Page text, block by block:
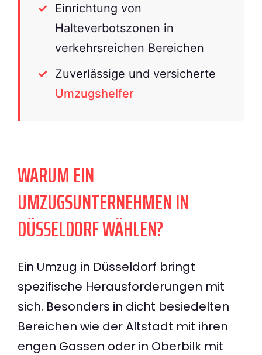
Einrichtung von
Halteverbotszonen in
verkehrsreichen Bereichen
Zuverlässige und versicherte
Umzugshelfer
WARUM EIN
UMZUGSUNTERNEHMEN IN
DÜSSELDORF WÄHLEN?
Ein Umzug in Düsseldorf bringt
spezifische Herausforderungen mit
sich. Besonders in dicht besiedelten
Bereichen wie der Altstadt mit ihren
engen Gassen oder in Oberbilk mit